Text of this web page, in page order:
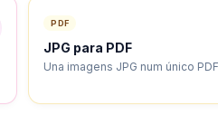
PDF
JPG para PDF
Una imagens JPG num único